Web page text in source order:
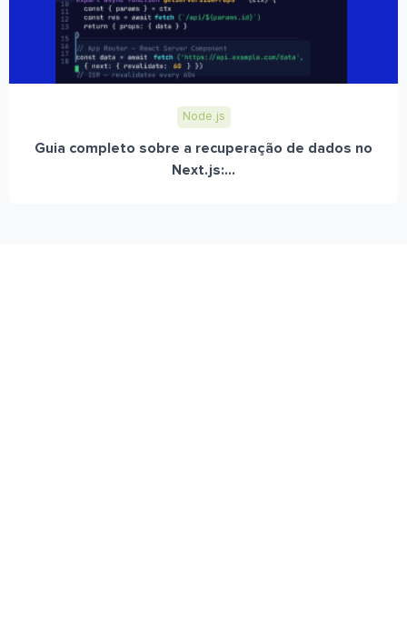
Node.js
Guia completo sobre a recuperação de dados no
Next.js:...